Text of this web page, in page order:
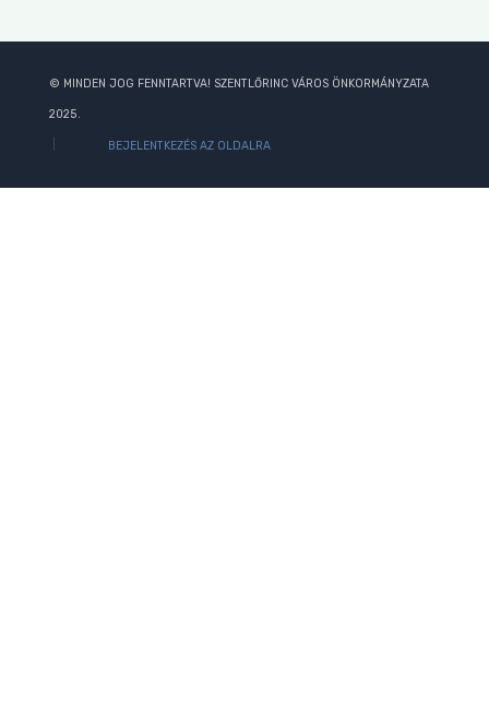
© MINDEN JOG FENNTARTVA! SZENTLŐRINC VÁROS ÖNKORMÁNYZATA
2025.
BEJELENTKEZÉS AZ OLDALRA